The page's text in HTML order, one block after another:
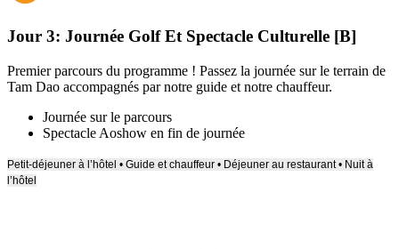
Jour 3: Journée Golf Et Spectacle Culturelle [B]
Premier parcours du programme ! Passez la journée sur le terrain de
Tam Dao accompagnés par notre guide et notre chauffeur.
Journée sur le parcours
Spectacle Aoshow en fin de journée
Petit-déjeuner à l’hôtel • Guide et chauffeur • Déjeuner au restaurant • Nuit à
l’hôtel